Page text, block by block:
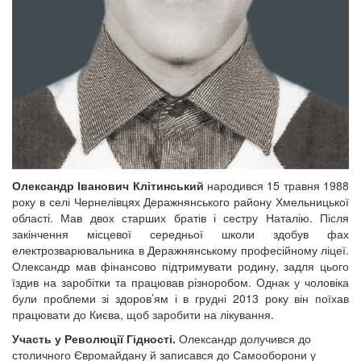
Олександр Іванович Клітинський народився 15 травня 1988
року в селі Чернелівцях Деражнянського району Хмельницької
області. Мав двох старших братів і сестру Наталію. Після
закінчення місцевої середньої школи здобув фах
електрозварювальника в Деражнянському професійному ліцеї.
Олександр мав фінансово підтримувати родину, задля цього
їздив на заробітки та працював різноробом. Однак у чоловіка
були проблеми зі здоров’ям і в грудні 2013 року він поїхав
працювати до Києва, щоб заробити на лікування.
Участь у Революції Гідності. Олександр долучився до
столичного Євромайдану й записався до Самооборони у